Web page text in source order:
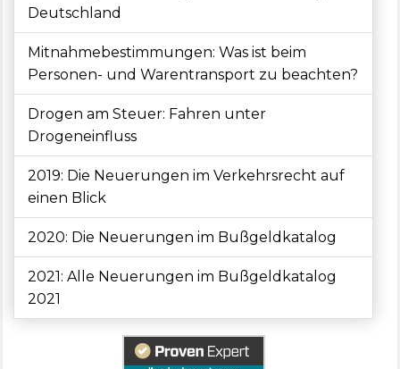
Deutschland
Mitnahmebestimmungen: Was ist beim
Personen- und Warentransport zu beachten?
Drogen am Steuer: Fahren unter
Drogeneinfluss
2019: Die Neuerungen im Verkehrsrecht auf
einen Blick
2020: Die Neuerungen im Bußgeldkatalog
2021: Alle Neuerungen im Bußgeldkatalog
2021